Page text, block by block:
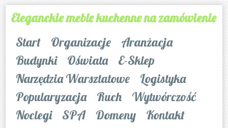
Eleganckie meble kuchenne na zamówienie
Start
Organizacje
Aranżacja
Budynki
Oświata
E-Sklep
Narzędzia Warsztatowe
Logistyka
Popularyzacja
Ruch
Wytwórczość
Noclegi
SPA Domeny Kontakt